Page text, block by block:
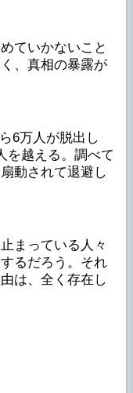
ていかないこと
、真相の暴露が
6万人が脱出し
を越える。調べて
動されて退避し
まっている人々
るだろう。それ
は、全く存在し